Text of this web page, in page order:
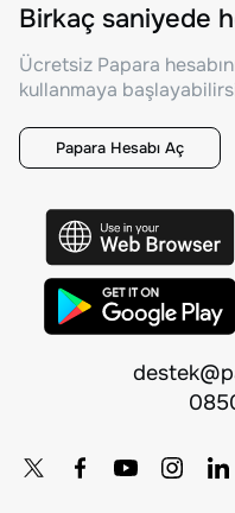
Birkaç saniyede
Ücretsiz Papara
kullanmaya
Papara Hesabı Aç